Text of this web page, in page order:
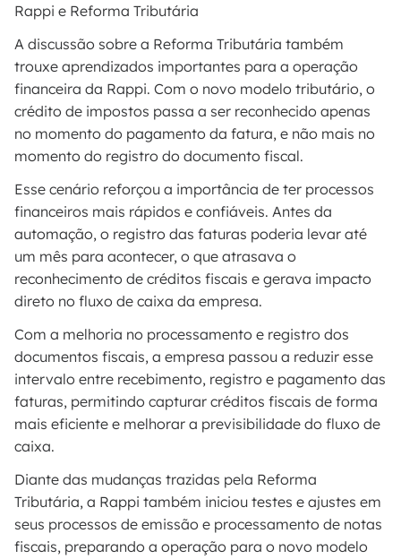
Rappi e Reforma Tributária
A discussão sobre a Reforma Tributária também
trouxe aprendizados importantes para a operação
financeira da Rappi. Com o novo modelo tributário, o
crédito de impostos passa a ser reconhecido apenas
no momento do pagamento da fatura, e não mais no
momento do registro do documento fiscal.
Esse cenário reforçou a importância de ter processos
financeiros mais rápidos e confiáveis. Antes da
automação, o registro das faturas poderia levar até
um mês para acontecer, o que atrasava o
reconhecimento de créditos fiscais e gerava impacto
direto no fluxo de caixa da empresa.
Com a melhoria no processamento e registro dos
documentos fiscais, a empresa passou a reduzir esse
intervalo entre recebimento, registro e pagamento das
faturas, permitindo capturar créditos fiscais de forma
mais eficiente e melhorar a previsibilidade do fluxo de
caixa.
Diante das mudanças trazidas pela Reforma
Tributária, a Rappi também iniciou testes e ajustes em
seus processos de emissão e processamento de notas
fiscais, preparando a operação para o novo modelo